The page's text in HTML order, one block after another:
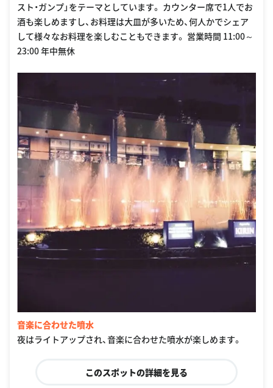
スト・ガンプ」をテーマとしています。 カウンター席で1人でお
酒も楽しめますし、お料理は大皿が多いため、何人かでシェア
して様々なお料理を楽しむこともできます。 営業時間 11:00～
23:00 年中無休
音楽に合わせた噴水
夜はライトアップされ、音楽に合わせた噴水が楽しめます。
このスポットの詳細を見る